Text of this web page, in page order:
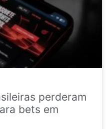
perderam
bets em